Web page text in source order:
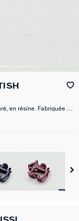
en résine. Fabriquée en